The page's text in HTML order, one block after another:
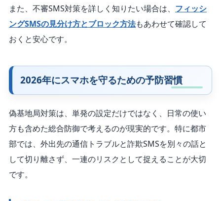
また、不審SMS対策を詳しく知りたい場合は、 フィッシ
ングSMSの見分け方とブロック方法もあわせて確認して
おくと安心です。
2026年にスマホを守るための予防習慣
偽基地局対策は、単発の設定だけではなく、日常の使い
方も含めた総合防御で考えるのが現実的です。特に都市
部では、外出先の通信トラブルと詐欺SMSを別々の話と
して切り離さず、一連のリスクとして捉えることが大切
です。